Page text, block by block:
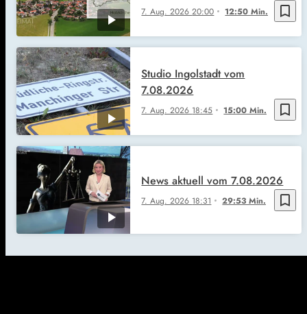
bookmark_border
7. Aug. 202620:00 12:50 Min.
bookmark_border
7. Aug. 2026 18:45 15:00 Min.
Studio Ingolstadt vom
7.08.2026
bookmark_border
7. Aug. 2026 18:31 29:53 Min.
News aktuell vom 7.08.2026